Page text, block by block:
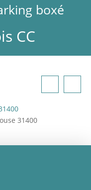
boxé
CC
31400